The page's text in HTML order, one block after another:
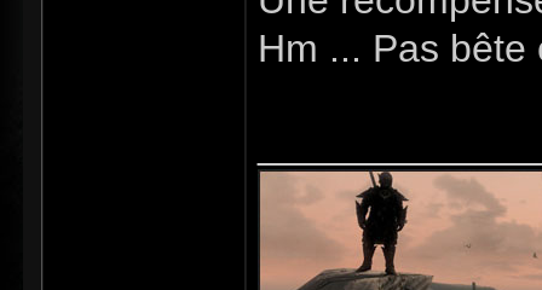
Hm ... Pas